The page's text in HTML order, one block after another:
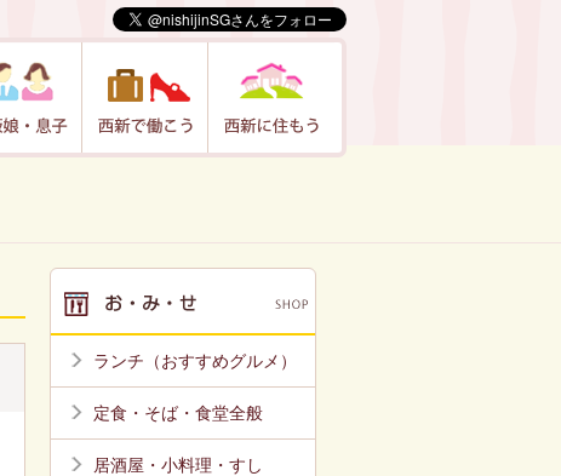
ランチ（おすすめグルメ）
定食・そば・食堂全般
居酒屋・小料理・すし